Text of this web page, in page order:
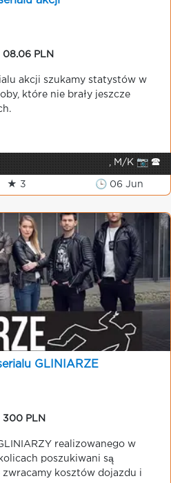
08.06 PLN
akcji szukamy statystów w
które nie brały jeszcze
, M/K 📷 🕿
★ 3 🕒 06 Jun
GLINIARZE
300 PLN
realizowanego w
poszukiwani są
zwracamy kosztów dojazdu i